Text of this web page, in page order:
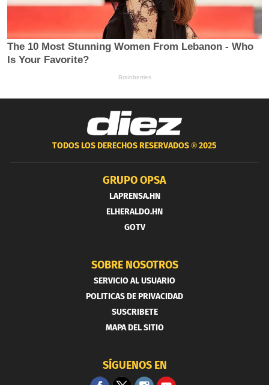
TODOS LOS DERECHOS RESERVADOS ®2025
GRUPO OPSA
LAPRENSA.HN
ELHERALDO.HN
GOTV
SOBRE NOSOTROS
SERVICIO AL USUARIO
POLITICAS DE PRIVACIDAD
SUSCRIBETE
MAPA DEL SITIO
SÍGUENOS EN